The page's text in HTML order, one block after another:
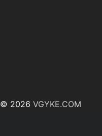
© 2026 VGYKE.COM